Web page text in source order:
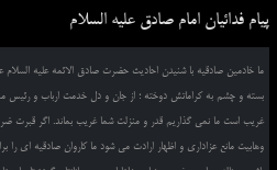
پیام فدائیان امام صادق علیه السلام
ما خادمین صادقیه با شنیدن احادیث حضرت صادق الائمه علیه
بسته و چشم به کراماتش دوخته ؛ از جان و دل خدمت ارباب و رئیس
غریب است ما نمی گذاریم قدر و منزلت شما غریب بماند. اگر قبرت
وهابیت مانع عزاداری و اظهار ارادت می شود ما کاروان صادقیه ای را